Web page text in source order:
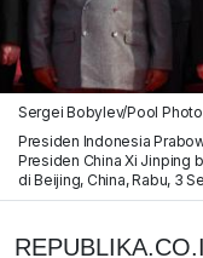
Sergei Bobylev/Pool Photo
Presiden Indonesia
Presiden China Xi Jinping
di Beijing, China, Rabu, 3